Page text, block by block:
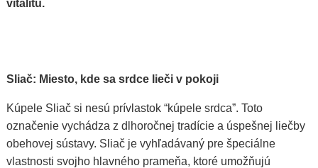
vitalitu.
Sliač: Miesto, kde sa srdce lieči v pokoji
Kúpele Sliač si nesú prívlastok “kúpele srdca”. Toto
označenie vychádza z dlhoročnej tradície a úspešnej liečby
obehovej sústavy. Sliač je vyhľadávaný pre špeciálne
vlastnosti svojho hlavného prameňa, ktoré umožňujú